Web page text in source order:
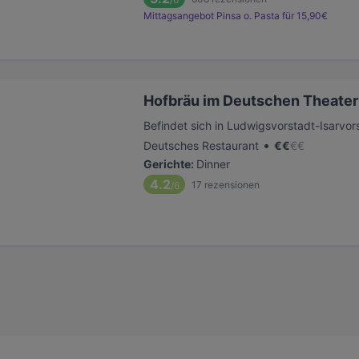
Mittagsangebot Pinsa o. Pasta für 15,90€
Hofbräu im Deutschen Theater
Befindet sich in Ludwigsvorstadt-
Deutsches Restaurant • €€€€
Gerichte: Dinner
4.2/6 17 rezensionen